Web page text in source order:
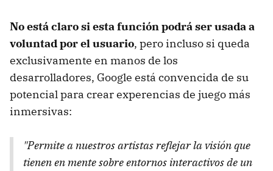
No está claro si esta función podrá ser usada a
voluntad por el usuario, pero incluso si queda
exclusivamente en manos de los
desarrolladores, Google está convencida de su
potencial para crear experencias de juego más
inmersivas:
"Permite a nuestros artistas reflejar la visión que
tienen en mente sobre entornos interactivos de un